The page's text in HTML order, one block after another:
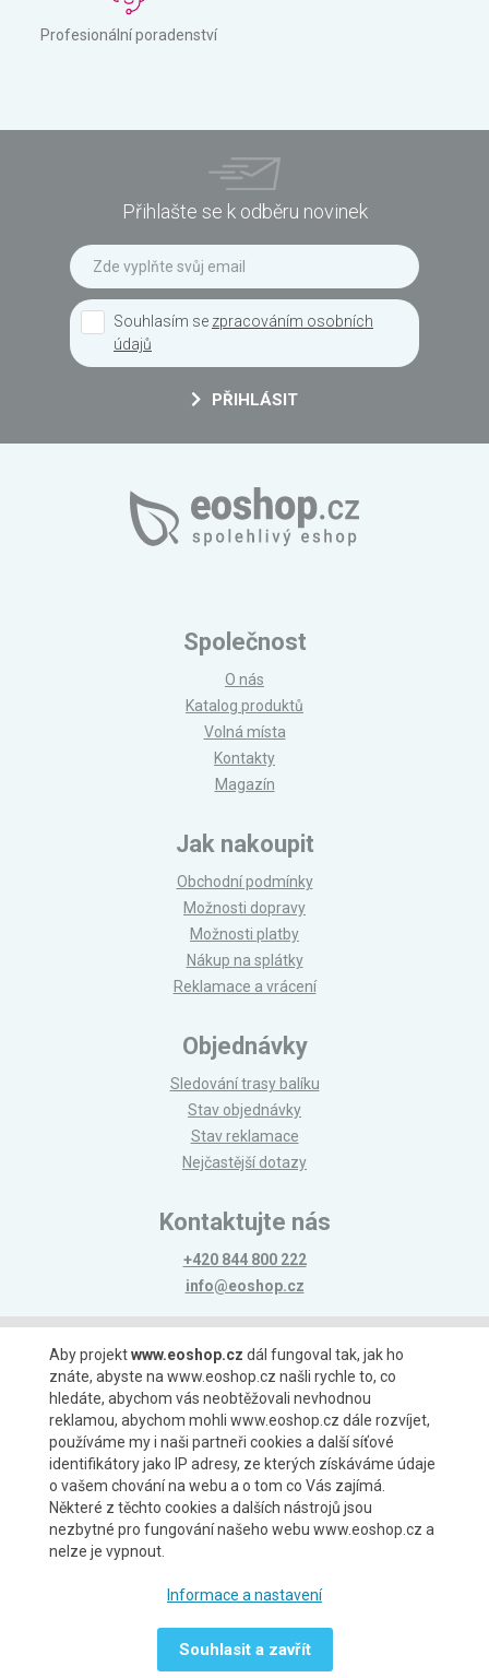
Profesionální poradenství
Přihlašte se k odběru novinek
Souhlasím se zpracováním osobních
údajů
PŘIHLÁSIT
Společnost
O nás
Katalog produktů
Volná místa
Kontakty
Magazín
Jak nakoupit
Obchodní podmínky
Možnosti dopravy
Možnosti platby
Nákup na splátky
Reklamace a vrácení
Objednávky
Sledování trasy balíku
Stav objednávky
Stav reklamace
Nejčastější dotazy
Kontaktujte nás
+420 844 800 222
info@eoshop.cz
Možnosti platby
Možnosti dopravy
Aby projektwww.eoshop.cz dál fungoval tak, jak ho
znáte, abyste na www.eoshop.cz našli rychle to, co
hledáte, abychom vás neobtěžovali nevhodnou
reklamou, abychom mohli www.eoshop.cz dále rozvíjet,
používáme my i naši partneři cookies a další síťové
identifikátory jako IP adresy, ze kterých získáváme údaje
o vašem chování na webu a o tom co Vás zajímá.
Některé z těchto cookies a dalších nástrojů jsou
nezbytné pro fungování našeho webu www.eoshop.cz a
nelze je vypnout.
Informace a nastavení
Souhlasit a zavřít